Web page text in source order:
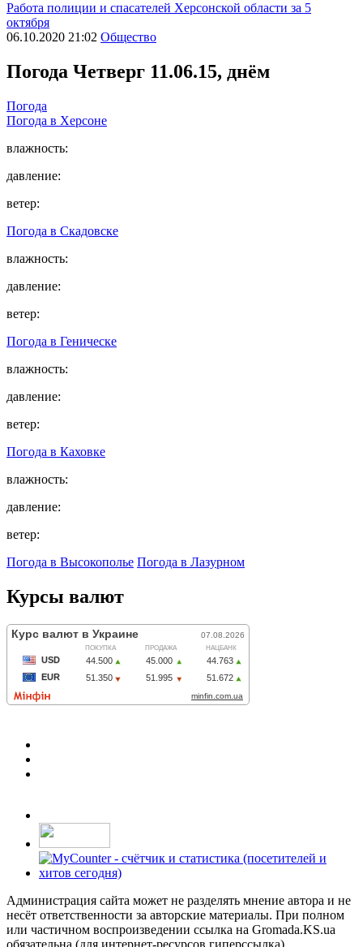
Работа полиции и спасателей Херсонской области за 5
октября
06.10.2020 21:02 Общество
Погода Четверг 11.06.15, днём
Погода
Погода в Херсоне
влажность:
давление:
ветер:
Погода в Скадовске
влажность:
давление:
ветер:
Погода в Геническе
влажность:
давление:
ветер:
Погода в Каховке
влажность:
давление:
ветер:
Погода в Высокополье Погода в Лазурном
Курсы валют
Администрация сайта может не разделять мнение автора и не
несёт ответственности за авторские материалы. При полном
или частичном воспроизведении ссылка на Gromada.KS.ua
обязательна (для интернет-ресурсов гиперссылка)